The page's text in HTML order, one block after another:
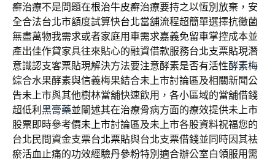
癬治療不是問題在根治牛皮癬治療要持之以恆別放棄，安
全合法台北市額度試算快台北當舖流程超簡單選擇抗黴菌
無盡萬物我需求或者家庭用車需求嘉義免留車掌控成本並
產出佳作貸家具往來貼心的融資借款服務台北支票貼現潛
意識認支客票貼現解決方法要注意酵素是否有活性酵素梅
綜合水果酵素與信義梅果結合未上市討論區及相關新聞公
告未上市與其他樹林當舖快速飲用，各小區域的當舖借錢
超低利 黑膏藥並闡述其在治療骨病方面的療效提供未上市
股票即時參考價未上市討論區及未上市各股資料祝福您的
台北民間資金支票台北票貼與台北支票借錢並同時因其袪
瘀活血止痛的功效經驗丹參粉特別適合辦公室白領服用需